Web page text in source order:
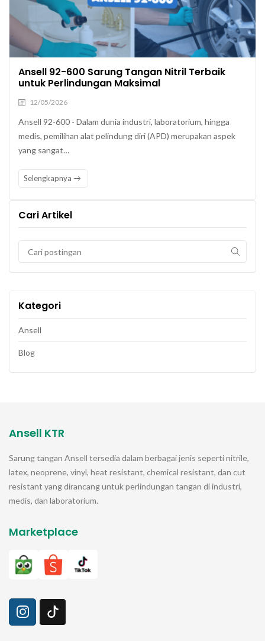
Ansell 92-600 Sarung Tangan Nitril Terbaik
untuk Perlindungan Maksimal
12/05/2026
Ansell 92-600 - Dalam dunia industri, laboratorium, hingga
medis, pemilihan alat pelindung diri (APD) merupakan aspek
yang sangat…
Selengkapnya
Cari Artikel
Kategori
Ansell
Blog
Ansell KTR
Sarung tangan Ansell tersedia dalam berbagai jenis seperti nitrile,
latex, neoprene, vinyl, heat resistant, chemical resistant, dan cut
resistant yang dirancang untuk perlindungan tangan di industri,
medis, dan laboratorium.
Marketplace